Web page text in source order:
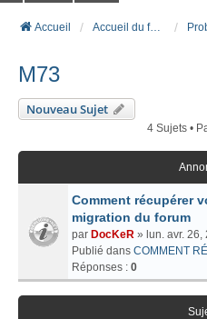
Accueil Accueil du forum
M73
Nouveau Sujet
4 Sujets •
Comment récupérer
migration du forum
par DocKeR » lun. avr. 26,
Publié dans COMMENT
Réponses : 0